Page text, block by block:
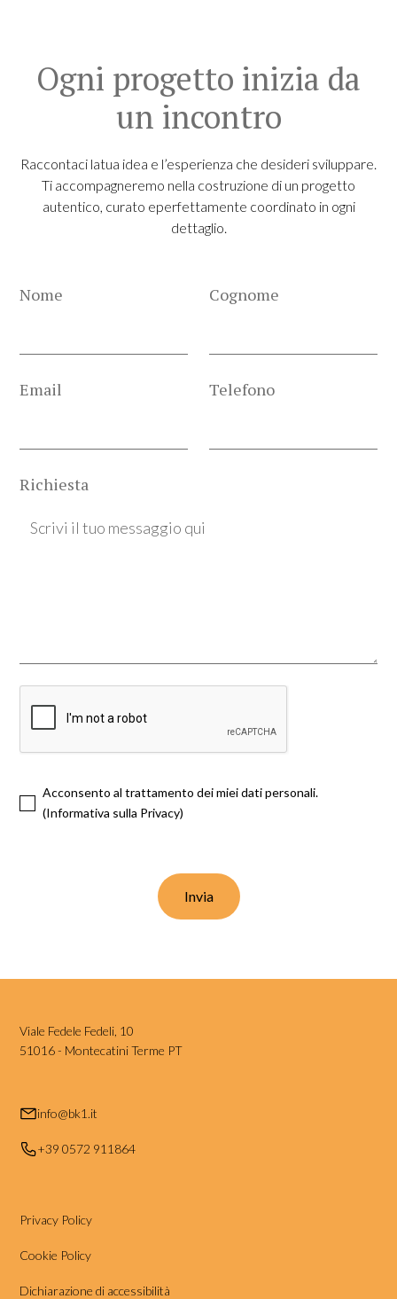
Ogni progetto inizia da
un incontro
Raccontaci latua idea e l’esperienza che desideri sviluppare.
Ti accompagneremo nella costruzione di un progetto
autentico, curato eperfettamente coordinato in ogni
dettaglio.
Nome Cognome
Email Telefono
Richiesta
Acconsento al trattamento dei miei dati personali.
(Informativa sulla Privacy)
Viale Fedele Fedeli, 10
51016 - Montecatini Terme PT
info@bk1.it
+39 0572 911864
Privacy Policy
Cookie Policy
Dichiarazione di accessibilità